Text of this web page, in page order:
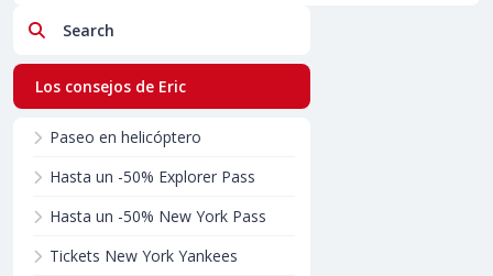
Search
Los consejos de Eric
Paseo en helicóptero
Hasta un -50% Explorer Pass
Hasta un -50% New York Pass
Tickets New York Yankees